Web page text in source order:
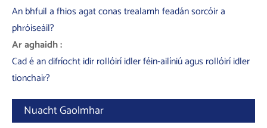
An bhfuil a fhios agat conas trealamh feadán sorcóir a
phróiseáil?
Ar aghaidh :
Cad é an difríocht idir rollóirí idler féin-ailíniú agus rollóirí idler
tionchair?
Nuacht Gaolmhar